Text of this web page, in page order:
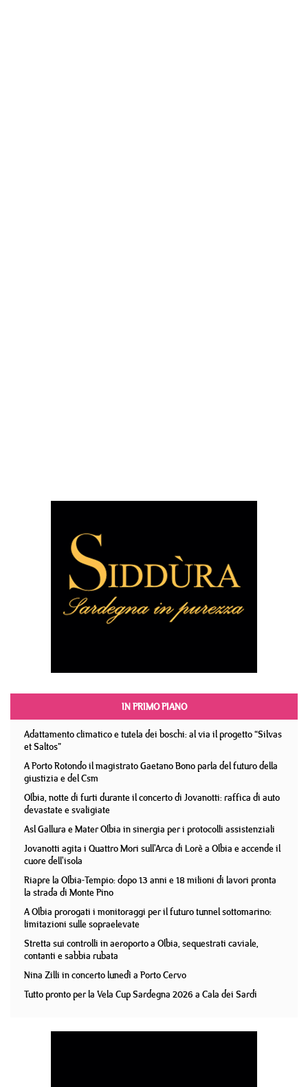
IN PRIMO PIANO
Adattamento climatico e tutela dei boschi: al via il progetto “Silvas
et Saltos”
A Porto Rotondo il magistrato Gaetano Bono parla del futuro della
giustizia e del Csm
Olbia, notte di furti durante il concerto di Jovanotti: raffica di auto
devastate e svaligiate
Asl Gallura e Mater Olbia in sinergia per i protocolli assistenziali
Jovanotti agita i Quattro Mori sull'Arca di Lorè a Olbia e accende il
cuore dell'isola
Riapre la Olbia-Tempio: dopo 13 anni e 18 milioni di lavori pronta
la strada di Monte Pino
A Olbia prorogati i monitoraggi per il futuro tunnel sottomarino:
limitazioni sulle sopraelevate
Stretta sui controlli in aeroporto a Olbia, sequestrati caviale,
contanti e sabbia rubata
Nina Zilli in concerto lunedì a Porto Cervo
Tutto pronto per la Vela Cup Sardegna 2026 a Cala dei Sardi